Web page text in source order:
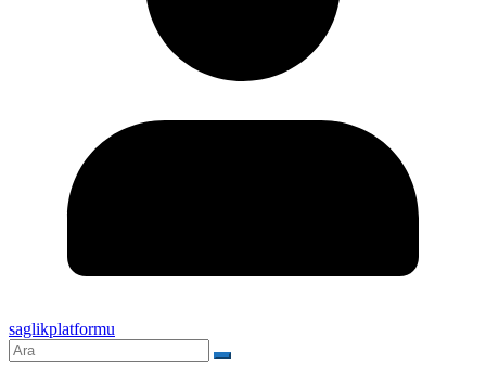
saglikplatformu